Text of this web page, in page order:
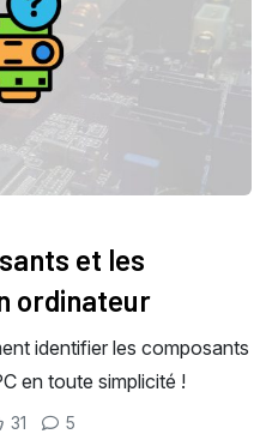
et les
ordinateur
identifier les composants
en toute simplicité !
31 5